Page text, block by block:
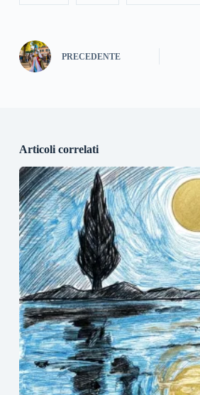
PRECEDENTE
Articoli correlati